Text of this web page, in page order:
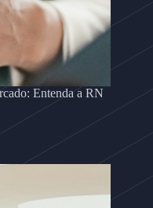
Entenda a RN